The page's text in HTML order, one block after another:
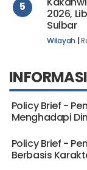
5
2026,
Sulbar
Wilayah |
Policy Brief -
Menghadapi
Policy Brief -
Berbasis